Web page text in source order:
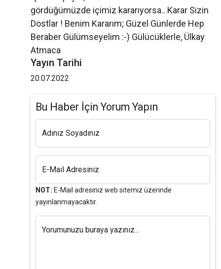
gördüğümüzde içimiz kararıyorsa.. Karar Sizin
Dostlar ! Benim Kararım; Güzel Günlerde Hep
Beraber Gülümseyelim :-) Gülücüklerle, Ülkay
Atmaca
Yayın Tarihi
20.07.2022
Bu Haber İçin Yorum Yapın
Adınız Soyadınız
E-Mail Adresiniz
NOT: E-Mail adresiniz web sitemiz üzerinde
yayınlanmayacaktır.
Yorumunuzu buraya yazınız...